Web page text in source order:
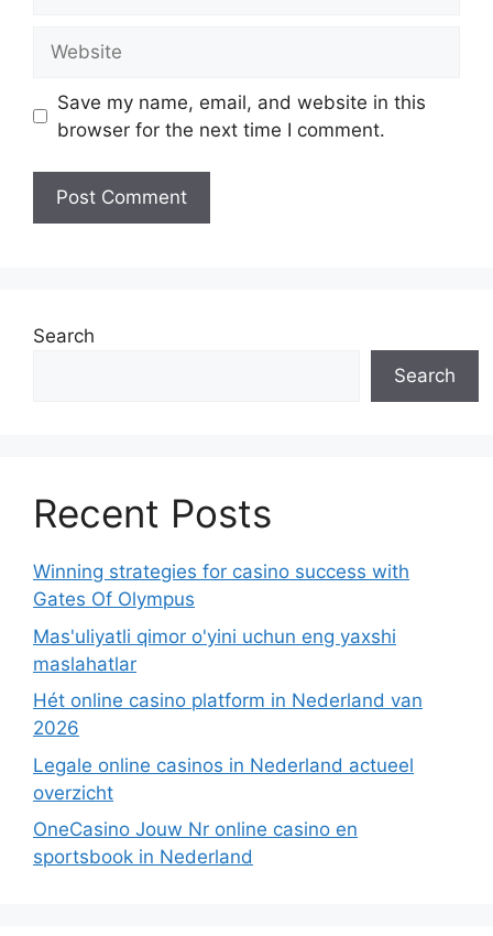
Save my name, email, and website in this
browser for the next time I comment.
Search
Search
Recent Posts
Winning strategies for casino success with
Gates Of Olympus
Mas'uliyatli qimor o'yini uchun eng yaxshi
maslahatlar
Hét online casino platform in Nederland van
2026
Legale online casinos in Nederland actueel
overzicht
OneCasino Jouw Nr online casino en
sportsbook in Nederland